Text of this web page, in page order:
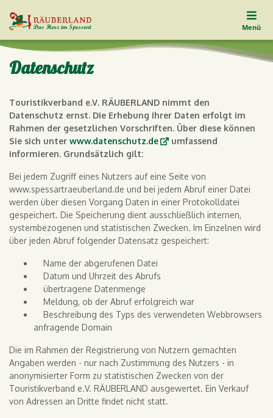
Menü
Datenschutz
Touristikverband e.V. RÄUBERLAND nimmt den
Datenschutz ernst. Die Erhebung Ihrer Daten erfolgt im
Rahmen der gesetzlichen Vorschriften. Über diese können
Sie sich unter www.datenschutz.de
umfassend
informieren. Grundsätzlich gilt:
Bei jedem Zugriff eines Nutzers auf eine Seite von
www.spessartraeuberland.de und bei jedem Abruf einer Datei
werden über diesen Vorgang Daten in einer Protokolldatei
gespeichert. Die Speicherung dient ausschließlich internen,
systembezogenen und statistischen Zwecken. Im Einzelnen wird
über jeden Abruf folgender Datensatz gespeichert:
Name der abgerufenen Datei
Datum und Uhrzeit des Abrufs
übertragene Datenmenge
Meldung, ob der Abruf erfolgreich war
Beschreibung des Typs des verwendeten Webbrowsers
anfragende Domain
Die im Rahmen der Registrierung von Nutzern gemachten
Angaben werden - nur nach Zustimmung des Nutzers - in
anonymisierter Form zu statistischen Zwecken von der
Touristikverband e.V. RÄUBERLAND ausgewertet. Ein Verkauf
von Adressen an Dritte findet nicht statt.